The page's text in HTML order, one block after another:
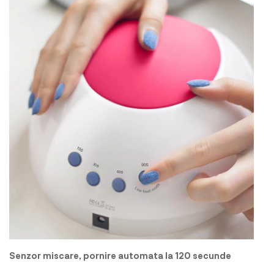
Senzor miscare, pornire automata la 120 secunde